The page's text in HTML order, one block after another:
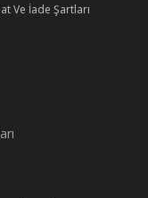
Ve İade Şartları